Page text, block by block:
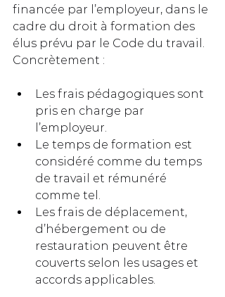
financée par l’employeur, dans le
cadre du droit à formation des
élus prévu par le Code du travail.
Concrètement :
Les frais pédagogiques sont
pris en charge par
l’employeur.
Le temps de formation est
considéré comme du temps
de travail et rémunéré
comme tel.
Les frais de déplacement,
d’hébergement ou de
restauration peuvent être
couverts selon les usages et
accords applicables.